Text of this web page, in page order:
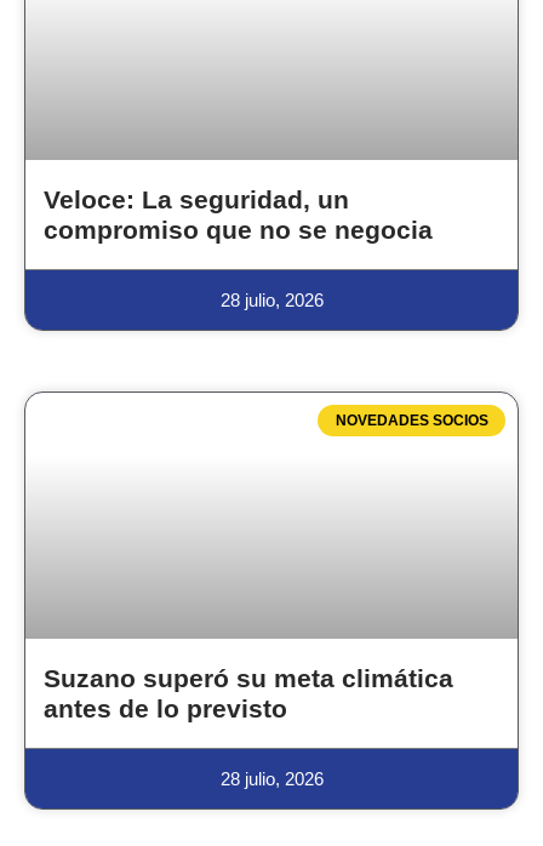
Veloce: La seguridad, un
compromiso que no se negocia
28 julio, 2026
NOVEDADES SOCIOS
Suzano superó su meta climática
antes de lo previsto
28 julio, 2026